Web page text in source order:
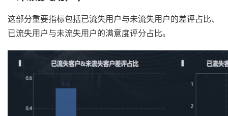
这部分重要指标包括已流失用户与未流失用户的差评占比、
已流失用户与未流失用户的满意度评分占比。